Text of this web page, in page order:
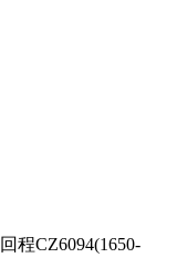
回程CZ6094(1650-